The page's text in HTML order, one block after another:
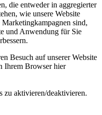
die entweder in aggregierter
wie unsere Website
sind,
und Anwendung für Sie
Besuch auf unserer Website
Ihrem Browser hier
aktivieren/deaktivieren.